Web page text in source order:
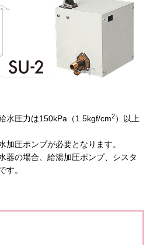
水圧力は150kPa（1.5kgf/cm2）以上
加圧ポンプが必要となります。
器の場合、給湯加圧ポンプ、シスタ
す。